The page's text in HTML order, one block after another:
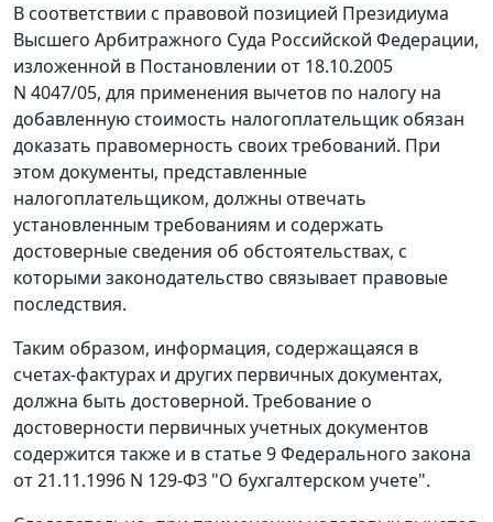
В соответствии с правовой позицией Президиума
Высшего Арбитражного Суда Российской Федерации,
изложенной в Постановлении от 18.10.2005
N 4047/05, для применения вычетов по налогу на
добавленную стоимость налогоплательщик обязан
доказать правомерность своих требований. При
этом документы, представленные
налогоплательщиком, должны отвечать
установленным требованиям и содержать
достоверные сведения об обстоятельствах, с
которыми законодательство связывает правовые
последствия.
Таким образом, информация, содержащаяся в
счетах-фактурах и других первичных документах,
должна быть достоверной. Требование о
достоверности первичных учетных документов
содержится также и в статье 9Федерального закона
от 21.11.1996 N 129-ФЗ "О бухгалтерском учете".